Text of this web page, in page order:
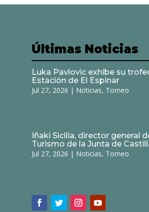
Últimas Noticias
Luka Pavlovic exhibe su
Estación de El Espinar
Jul 27, 2026 | Noticias, Torneo
Iñaki Sicilia, director general
Turismo de la Junta de
Jul 27, 2026 | Noticias, Torneo